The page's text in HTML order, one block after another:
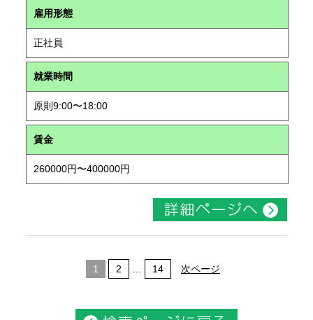
雇用形態
正社員
就業時間
原則9:00〜18:00
賃金
260000円〜400000円
1 2 14 次ページ